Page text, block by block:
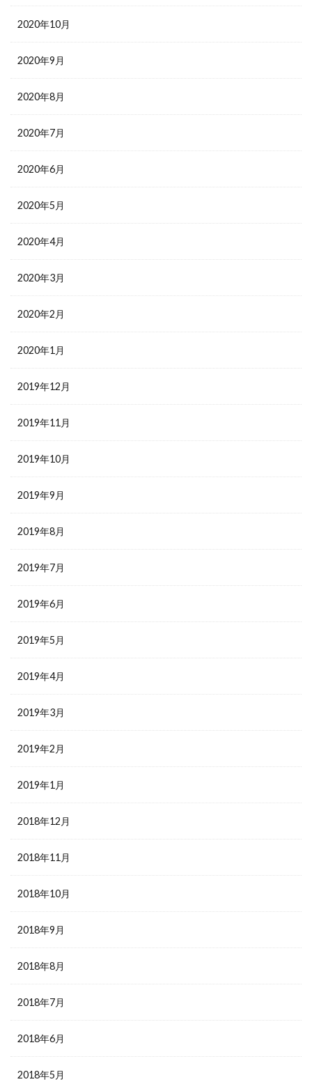
2020年10月
2020年9月
2020年8月
2020年7月
2020年6月
2020年5月
2020年4月
2020年3月
2020年2月
2020年1月
2019年12月
2019年11月
2019年10月
2019年9月
2019年8月
2019年7月
2019年6月
2019年5月
2019年4月
2019年3月
2019年2月
2019年1月
2018年12月
2018年11月
2018年10月
2018年9月
2018年8月
2018年7月
2018年6月
2018年5月